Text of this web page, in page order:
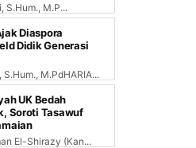
S.Hum., M.P...
Diaspora
Didik Generasi
M.PdHARIA...
UK Bedah
Soroti Tasawuf
El-Shirazy (Kan...